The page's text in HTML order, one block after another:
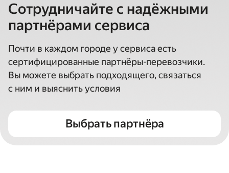
Сотрудничайте с надёжными
партнёрами сервиса
Почти в каждом городе у сервиса есть
сертифицированные партнёры-перевозчики.
Вы можете выбрать подходящего, связаться
с ним и выяснить условия
Выбрать партнёра